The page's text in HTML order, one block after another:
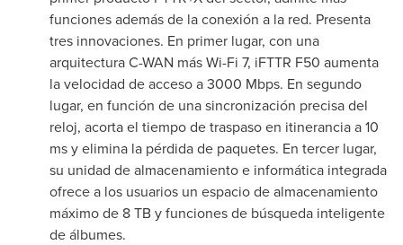
funciones además de la conexión a la red. Presenta
tres innovaciones. En primer lugar, con una
arquitectura C-WAN más Wi-Fi 7, iFTTR F50 aumenta
la velocidad de acceso a 3000 Mbps. En segundo
lugar, en función de una sincronización precisa del
reloj, acorta el tiempo de traspaso en itinerancia a 10
ms y elimina la pérdida de paquetes. En tercer lugar,
su unidad de almacenamiento e informática integrada
ofrece a los usuarios un espacio de almacenamiento
máximo de 8 TB y funciones de búsqueda inteligente
de álbumes.